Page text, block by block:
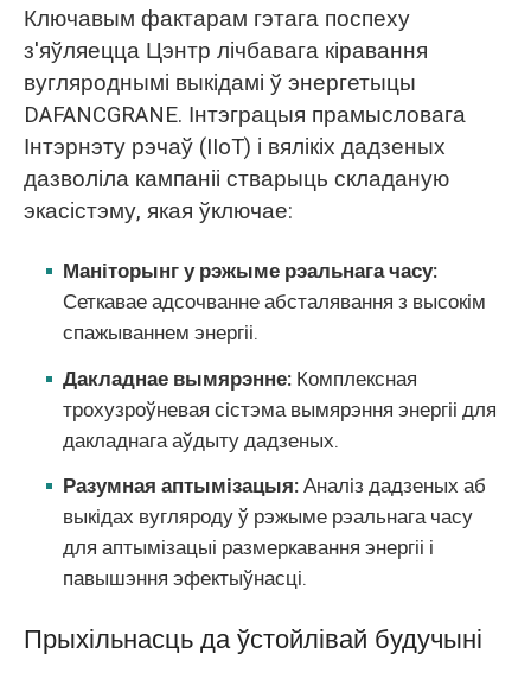
Ключавым фактарам гэтага поспеху
з'яўляецца Цэнтр лічбавага кіравання
вугляроднымі выкідамі ў энергетыцы
DAFANCGRANE. Інтэграцыя прамысловага
Інтэрнэту рэчаў (IIoT) і вялікіх дадзеных
дазволіла кампаніі стварыць складаную
экасістэму, якая ўключае:
Маніторынг у рэжыме рэальнага часу:
Сеткавае адсочванне абсталявання з высокім
спажываннем энергіі.
Дакладнае вымярэнне: Комплексная
трохузроўневая сістэма вымярэння энергіі для
дакладнага аўдыту дадзеных.
Разумная аптымізацыя:Аналіз дадзеных аб
выкідах вугляроду ў рэжыме рэальнага часу
для аптымізацыі размеркавання энергіі і
павышэння эфектыўнасці.
Прыхільнасць да ўстойлівай будучыні